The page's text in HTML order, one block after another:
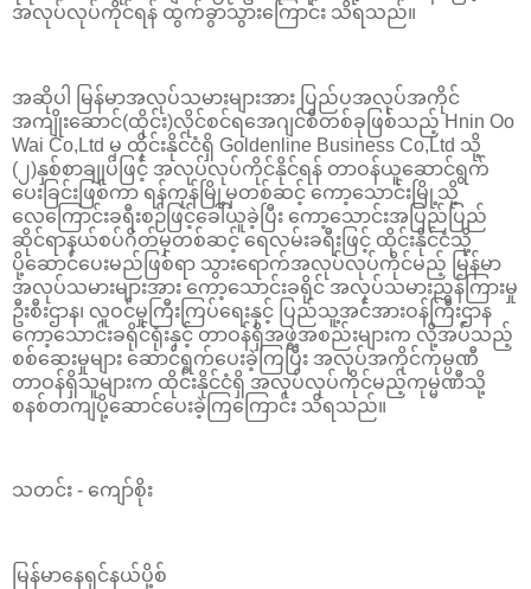
အလုပ်လုပ်ကိုင်ရန် ထွက်ခွာသွားကြောင်း သိရသည်။
အဆိုပါ မြန်မာအလုပ်သမားများအား ပြည်ပအလုပ်အကိုင်
အကျိုးဆောင်(ထိုင်း)လိုင်စင်ရအေဂျင်စီတစ်ခုဖြစ်သည့် Hnin Oo
Wai Co,Ltd မှ ထိုင်းနိုင်ငံရှိ Goldenline Business Co,Ltd သို့
(၂)နှစ်စာချုပ်ဖြင့် အလုပ်လုပ်ကိုင်နိုင်ရန် တာဝန်ယူဆောင်ရွက်
ပေးခြင်းဖြစ်ကာ ရန်ကုန်မြို့မှတစ်ဆင့် ကော့သောင်းမြို့သို့
လေကြောင်းခရီးစဉ်ဖြင့်ခေါ်ယူခဲ့ပြီး ကော့သောင်းအပြည်ပြည်
ဆိုင်ရာနယ်စပ်ဂိတ်မှတစ်ဆင့် ရေလမ်းခရီးဖြင့် ထိုင်းနိုင်ငံသို့
ပို့ဆောင်ပေးမည်ဖြစ်ရာ သွားရောက်အလုပ်လုပ်ကိုင်မည့် မြန်မာ
အလုပ်သမားများအား ကော့သောင်းခရိုင် အလုပ်သမားညွှန်ကြားမှု
ဦးစီးဌာန၊ လူဝင်မှုကြီးကြပ်ရေးနှင့် ပြည်သူ့အင်အားဝန်ကြီးဌာန
ကော့သောင်းခရိုင်ရုံးနှင့် တာဝန်ရှိအဖွဲ့အစည်းများက လို့အပ်သည့်
စစ်ဆေးမှုများ ဆောင်ရွက်ပေးခဲ့ကြပြီး အလုပ်အကိုင်ကုမ္ပဏီ
တာဝန်ရှိသူများက ထိုင်းနိုင်ငံရှိ အလုပ်လုပ်ကိုင်မည့်ကုမ္မဏီသို့
စနစ်တကျပို့ဆောင်ပေးခဲ့ကြကြောင်း သိရသည်။
သတင်း - ကျော်စိုး
မြန်မာနေရှင်နယ်ပို့စ်